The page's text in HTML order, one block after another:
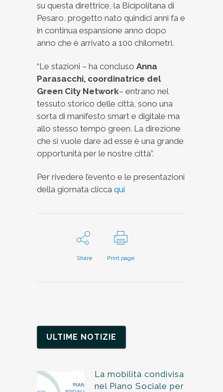
su questa direttrice, la Bicipolitana di
Pesaro, progetto nato quindici anni fa e
in continua espansione anno dopo
anno che è arrivato a 100 chilometri.
“Le stazioni – ha concluso Anna
Parasacchi, coordinatrice del
Green City Network– entrano nel
tessuto storico delle città, sono una
sorta di manifesto smart e digitale ma
allo stesso tempo green. La direzione
che si vuole dare ad esse è una grande
opportunità per le nostre città”.
Per rivedere l’evento e le presentazioni
della giornata clicca qui
Share Print page
ULTIME NOTIZIE
La mobilità condivisa
nel Piano Sociale per